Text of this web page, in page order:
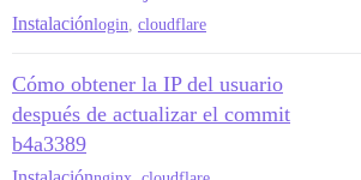
Instalaciónlogin cloudflare
Cómo obtener la IP del usuario
después de actualizar el commit
b4a3389